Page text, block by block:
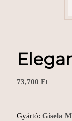
73,700 Ft
Gyártó: Gisela